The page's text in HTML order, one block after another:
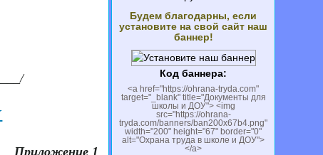
Приложение 1
Будем благодарны, если
установите на свой сайт наш
баннер!
Код баннера:
<a href="https://ohrana-tryda.com"
target="_blank" title="Документы для
школы и ДОУ"> <img
src="https://ohrana-
tryda.com/banners/ban200x67b4.png"
width="200" height="67" border="0"
alt="Охрана труда в школе и ДОУ">
</a>